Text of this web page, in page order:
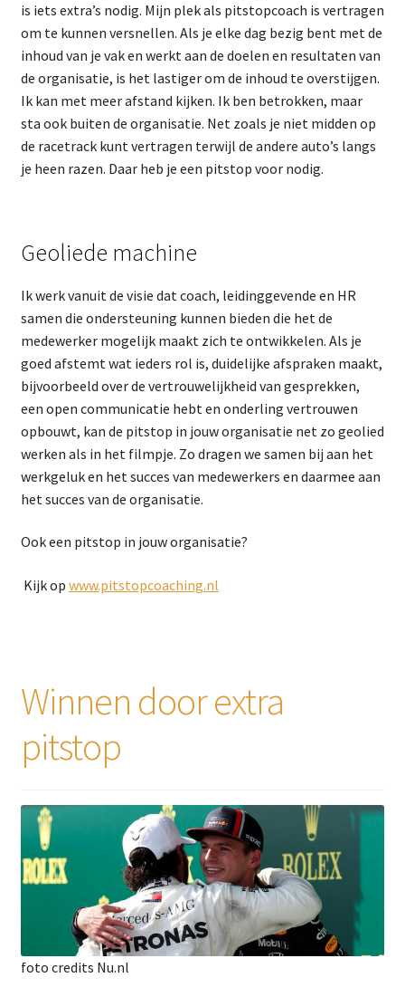
is iets extra’s nodig. Mijn plek als pitstopcoach is vertragen
om te kunnen versnellen. Als je elke dag bezig bent met de
inhoud van je vak en werkt aan de doelen en resultaten van
de organisatie, is het lastiger om de inhoud te overstijgen.
Ik kan met meer afstand kijken. Ik ben betrokken, maar
sta ook buiten de organisatie. Net zoals je niet midden op
de racetrack kunt vertragen terwijl de andere auto’s langs
je heen razen. Daar heb je een pitstop voor nodig.
Geoliede machine
Ik werk vanuit de visie dat coach, leidinggevende en HR
samen die ondersteuning kunnen bieden die het de
medewerker mogelijk maakt zich te ontwikkelen. Als je
goed afstemt wat ieders rol is, duidelijke afspraken maakt,
bijvoorbeeld over de vertrouwelijkheid van gesprekken,
een open communicatie hebt en onderling vertrouwen
opbouwt, kan de pitstop in jouw organisatie net zo geolied
werken als in het filmpje. Zo dragen we samen bij aan het
werkgeluk en het succes van medewerkers en daarmee aan
het succes van de organisatie.
Ook een pitstop in jouw organisatie?
Kijk op www.pitstopcoaching.nl
Winnen door extra
pitstop
foto credits Nu.nl